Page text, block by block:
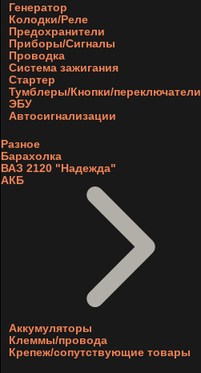
Генератор
Колодки/Реле
Предохранители
Приборы/Сигналы
Проводка
Система зажигания
Стартер
Тумблеры/Кнопки/переключатели
ЭБУ
Автосигнализации
Разное
Барахолка
ВАЗ 2120 "Надежда"
АКБ
Аккумуляторы
Клеммы/провода
Крепеж/сопутствующие товары